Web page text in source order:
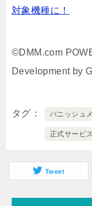
対象機種に！
©DMM.com
Development by
タグ バニッシュ
正式サービ
Tweet